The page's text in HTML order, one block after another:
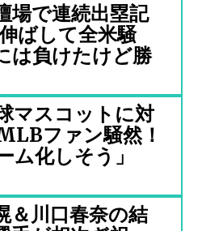
場で連続出塁記
ばして全米騒
は負けたけど勝
マスコットに対
ファン騒然！
化しそう」
＆川口春奈の結